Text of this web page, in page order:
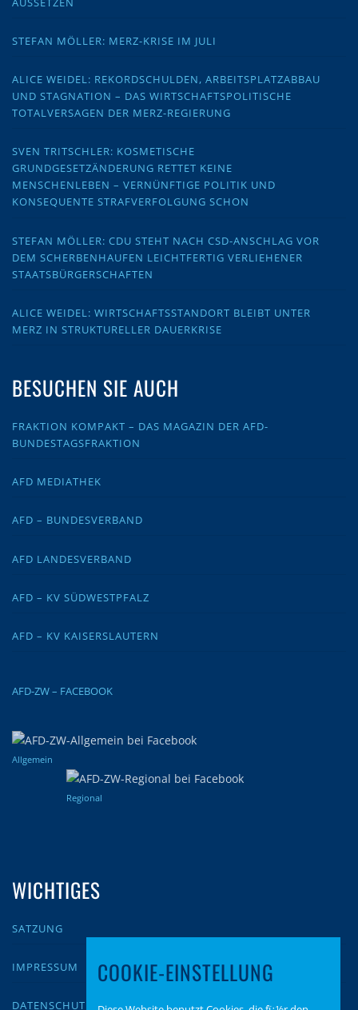
STEFAN MÖLLER: MERZ-KRISE IM JULI
ALICE WEIDEL: REKORDSCHULDEN, ARBEITSPLATZABBAU
UND STAGNATION – DAS WIRTSCHAFTSPOLITISCHE
TOTALVERSAGEN DER MERZ-REGIERUNG
SVEN TRITSCHLER: KOSMETISCHE
GRUNDGESETZÄNDERUNG RETTET KEINE
MENSCHENLEBEN – VERNÜNFTIGE POLITIK UND
KONSEQUENTE STRAFVERFOLGUNG SCHON
STEFAN MÖLLER: CDU STEHT NACH CSD-ANSCHLAG VOR
DEM SCHERBENHAUFEN LEICHTFERTIG VERLIEHENER
STAATSBÜRGERSCHAFTEN
ALICE WEIDEL: WIRTSCHAFTSSTANDORT BLEIBT UNTER
MERZ IN STRUKTURELLER DAUERKRISE
BESUCHEN SIE AUCH
FRAKTION KOMPAKT – DAS MAGAZIN DER AFD-
BUNDESTAGSFRAKTION
AFD MEDIATHEK
AFD – BUNDESVERBAND
AFD LANDESVERBAND
AFD – KV SÜDWESTPFALZ
AFD – KV KAISERSLAUTERN
AFD-ZW – FACEBOOK
Allgemein
Regional
WICHTIGES
SATZUNG
IMPRESSUM
DATENSCHUTZ
COOKIE-EINSTELLUNG